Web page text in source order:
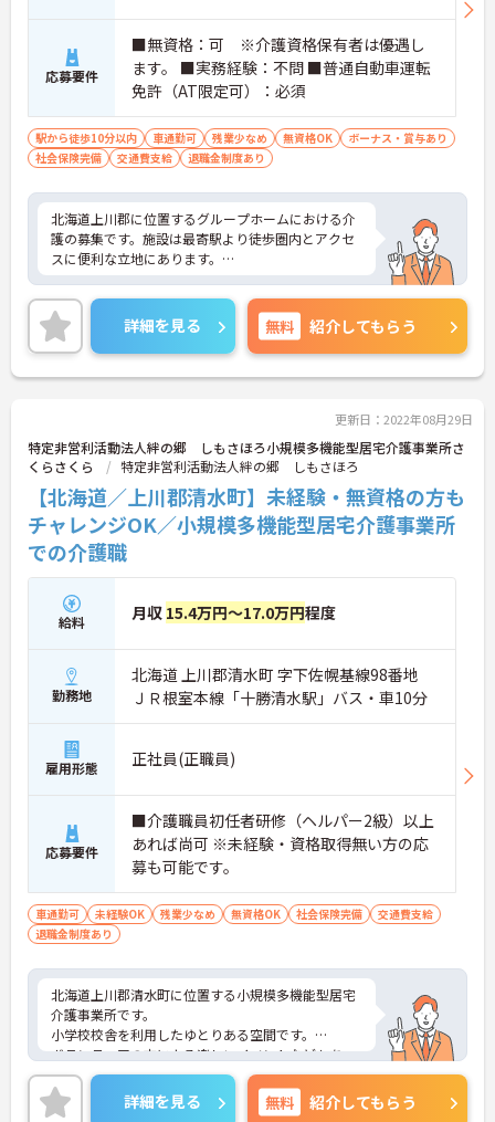
応募要件
■無資格：可 ※介護資格保有者は優遇し
ます。 ■実務経験：不問 ■普通自動車運転
免許（AT限定可）：必須
駅から徒歩10分以内 車通勤可 残業少なめ 無資格OK
ボーナス・賞与あり
社会保険完備
交通費支給 退職金制度あり
北海道上川郡に位置するグループホームにおける介
護の募集です。施設は最寄駅より徒歩圏内とアクセ
スに便利な立地にあります。
残業は月平均1～2時間程度なので、ワークライフバ
ランスを保ちながらご勤務いただけます。また、育
児休業・介護休業の取得実績もあり、ライフステー
ジが変化しても安心してお勤めいただける環境で
ご興味のある方には、面接対策ポイントなど、さら
に詳細をお話しいたしますのでお気軽にご相談くだ
さい！
詳細を見る 無料 紹介してもらう
更新日：2022年08月29日
特定非営利活動法人絆の郷 しもさほろ小規模多機能型居宅介護事業所さ
くらさくら
特定非営利活動法人絆の郷 しもさほろ
【北海道／上川郡清水町】未経験・無資格の方も
チャレンジOK／小規模多機能型居宅介護事業所
での介護職
給料 月収 15.4万円～17.0万円程度
勤務地
北海道 上川郡清水町 字下佐幌基線98番地
ＪＲ根室本線「十勝清水駅」バス・車10分
雇用形態 正社員(正職員)
応募要件
■介護職員初任者研修（ヘルパー2級）以上
あれば尚可 ※未経験・資格取得無い方の応
募も可能です。
車通勤可 未経験OK 残業少なめ 無資格OK 社会保険完備
交通費支給
退職金制度あり
北海道上川郡清水町に位置する小規模多機能型居宅
介護事業所です。
小学校校舎を利用したゆとりある空間です。
ボランティアの方による楽しいイベントなどもあ
り、ご利用者様と一緒に楽しい時間を過ごしていた
だけます。
介護系の経験・資格がない方もチャレンジいただ
詳細を見る 無料 紹介してもらう